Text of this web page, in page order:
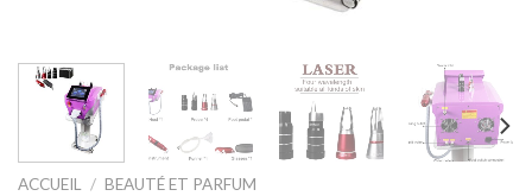
ACCUEIL / BEAUTÉ ET PARFUM